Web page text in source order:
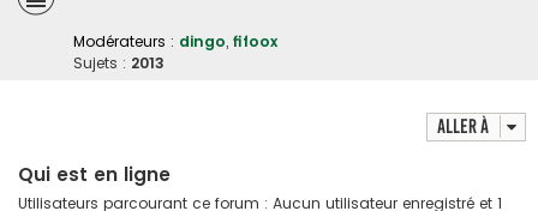
Modérateurs : dingo, fifoox
Sujets : 2013
Aller à
Qui est en ligne
Utilisateurs parcourant ce forum : Aucun utilisateur enregistré et 1